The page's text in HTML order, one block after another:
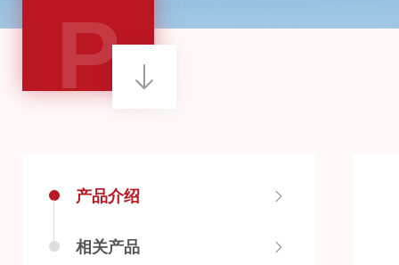
P
产品介绍
相关产品